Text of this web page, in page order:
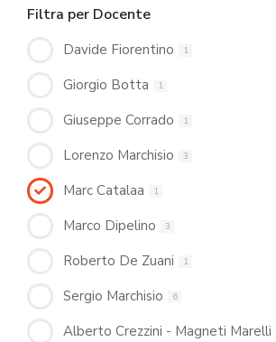
Filtra per Docente
Davide Fiorentino 1
Giorgio Botta 1
Giuseppe Corrado 1
Lorenzo Marchisio 3
Marc Catalaa 1
Marco Dipelino 3
Roberto De Zuani 1
Sergio Marchisio 6
Alberto Crezzini - Magneti Marelli